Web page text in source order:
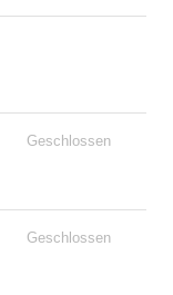
Geschlossen
Geschlossen